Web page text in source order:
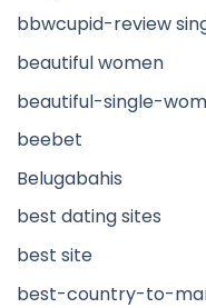
bbwcupid-review
beautiful women
beautiful-single-
beebet
Belugabahis
best dating sites
best site
best-country-to-